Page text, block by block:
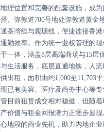
地理位置和完善的配套设施，成
择。弥敦道700号地处弥敦道黄金
通荃湾线与观塘线，便捷连接香
通勤效率。作为统一业权管理的
于一体，涵盖8层高端商场与15层
与生活服务，底层直通地铁，人
供出租，面积由约1,000至11,703
现已有美容、医疗及商务中心等
管目前租赁成交相对稳健，但随
产价值与租金回报潜力正逐步显
心地段的商业先机，助力内地企